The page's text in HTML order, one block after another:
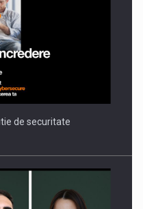
COMPANIES ON THE
de securitate